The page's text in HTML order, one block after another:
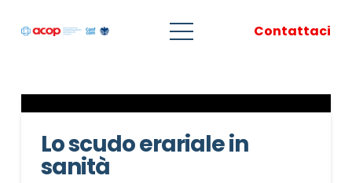
Contattaci
Lo scudo erariale in
sanità